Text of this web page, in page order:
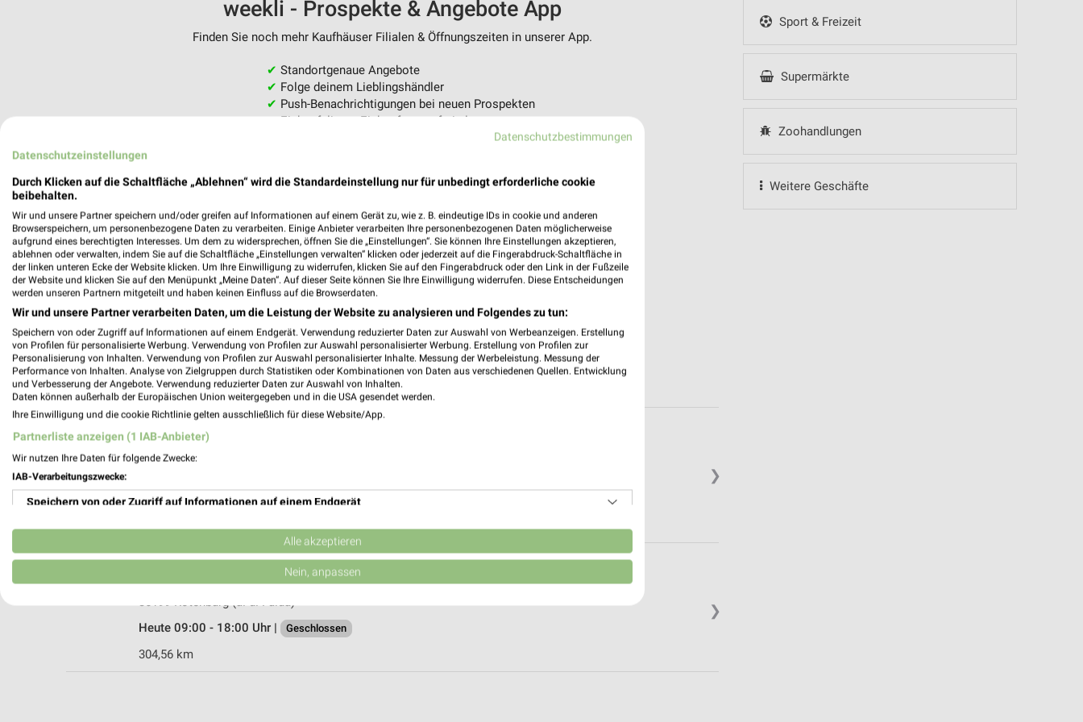
Sport & Freizeit
Supermärkte
Zoohandlungen
Weitere Geschäfte
weekli - Prospekte & Angebote App
Finden Sie noch mehr Kaufhäuser Filialen & Öffnungszeiten in unserer App.
✔ Standortgenaue Angebote
✔ Folge deinem Lieblingshändler
✔ Push-Benachrichtigungen bei neuen Prospekten
✔Einkaufsliste - Einkauf stressfrei planen
❯
Woolworth Rotenburg an der Fulda
36199 Rotenburg an der Fulda
Heute 09:00 - 19:00 Uhr | Geschlossen
❯
Ernsting's family Rotenburg (a. d. Fulda)
Brückengasse 8
36199 Rotenburg (a. d. Fulda)
Heute 09:00 - 18:00 Uhr |
Geschlossen
304,56 km
Datenschutzbestimmungen
Datenschutzeinstellungen
Durch Klicken auf die Schaltfläche „Ablehnen“ wird die Standardeinstellung nur für unbedingt erforderliche cookie
beibehalten.
Wir und unsere Partner speichern und/oder greifen auf Informationen auf einem Gerät zu, wie z. B. eindeutige IDs in cookie und anderen
Browserspeichern, um personenbezogene Daten zu verarbeiten. Einige Anbieter verarbeiten Ihre personenbezogenen Daten möglicherweise
aufgrund eines berechtigten Interesses. Um dem zu widersprechen, öffnen Sie die „Einstellungen“. Sie können Ihre Einstellungen akzeptieren,
ablehnen oder verwalten, indem Sie auf die Schaltfläche „Einstellungen verwalten“ klicken oder jederzeit auf die Fingerabdruck-Schaltfläche in
der linken unteren Ecke der Website klicken. Um Ihre Einwilligung zu widerrufen, klicken Sie auf den Fingerabdruck oder den Link in der Fußzeile
der Website und klicken Sie auf den Menüpunkt „Meine Daten“. Auf dieser Seite können Sie Ihre Einwilligung widerrufen. Diese Entscheidungen
werden unseren Partnern mitgeteilt und haben keinen Einfluss auf die Browserdaten.
Wir und unsere Partner verarbeiten Daten, um die Leistung der Website zu analysieren und Folgendes zu tun:
Speichern von oder Zugriff auf Informationen auf einem Endgerät. Verwendung reduzierter Daten zur Auswahl von Werbeanzeigen. Erstellung
von Profilen für personalisierte Werbung. Verwendung von Profilen zur Auswahl personalisierter Werbung. Erstellung von Profilen zur
Personalisierung von Inhalten. Verwendung von Profilen zur Auswahl personalisierter Inhalte. Messung der Werbeleistung. Messung der
Performance von Inhalten. Analyse von Zielgruppen durch Statistiken oder Kombinationen von Daten aus verschiedenen Quellen. Entwicklung
und Verbesserung der Angebote. Verwendung reduzierter Daten zur Auswahl von Inhalten.
Daten können außerhalb der Europäischen Union weitergegeben und in die USA gesendet werden.
Ihre Einwilligung und die cookie Richtlinie gelten ausschließlich für diese Website/App.
Partnerliste anzeigen (1 IAB-Anbieter)
Wir nutzen Ihre Daten für folgende Zwecke:
IAB-Verarbeitungszwecke:
Speichern von oder Zugriff auf Informationen auf einem Endgerät
Verwendung reduzierter Daten zur Auswahl von Werbeanzeigen
Erstellung von Profilen für personalisierte Werbung
Erstellung von Profilen zur Personalisierung von Inhalten
Alle akzeptieren
Nein, anpassen